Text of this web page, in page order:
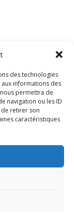
des technologies
informations des
permettra de
navigation ou les ID
de retirer son
caractéristiques